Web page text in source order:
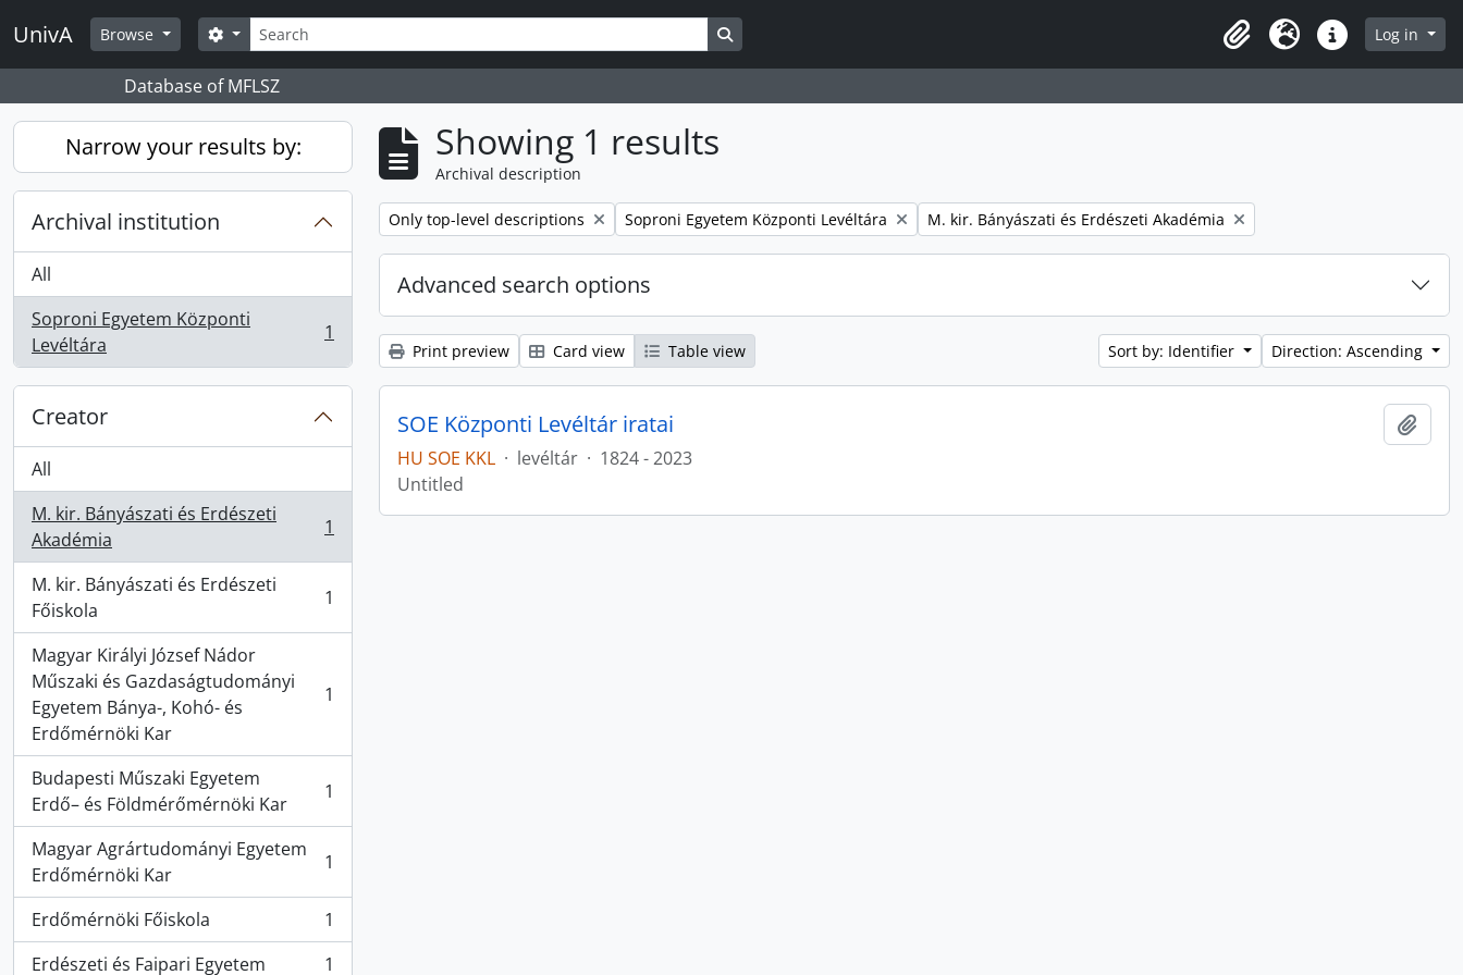
Skip to main content
UnivA Browse Search
Search options Search in browse page
ClipboardLanguageQuick linksLog in
Database of MFLSZ
Narrow your results by:
Archival institution
All
Soproni Egyetem Központi
Levéltára
, 1 results 1
Creator
All
M. kir. Bányászati és Erdészeti
Akadémia
, 1 results 1
M. kir. Bányászati és Erdészeti
Főiskola
, 1 results 1
Magyar Királyi József Nádor
Műszaki és Gazdaságtudományi
Egyetem Bánya-, Kohó- és
Erdőmérnöki Kar
, 1 results 1
Budapesti Műszaki Egyetem
Erdő– és Földmérőmérnöki Kar
, 1 results 1
Magyar Agrártudományi Egyetem
Erdőmérnöki Kar
, 1 results 1
Erdőmérnöki Főiskola
, 1 results
1
Erdészeti és Faipari Egyetem
1
Showing 1 results
Archival description
Remove filter:
Only top-level descriptions Remove filter:
Soproni Egyetem Központi Levéltára Remove filter:
M. kir. Bányászati és Erdészeti Akadémia
Advanced search options
Print preview Card view Table view Sort by: Identifier Direction: Ascending
SOE Központi Levéltár iratai
HU SOE KKL · levéltár · 1824 - 2023
Untitled